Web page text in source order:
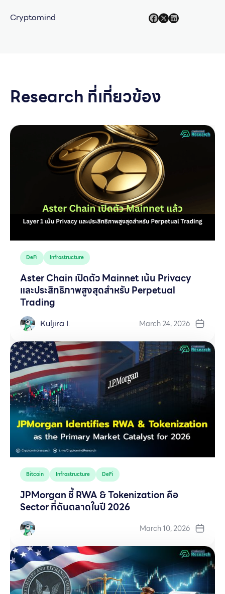
Cryptomind
Research ที่เกี่ยวข้อง
DeFi Infrastructure
Aster Chain เปิดตัว Mainnet เน้น Privacy
และประสิทธิภาพสูงสุดสำหรับ Perpetual
Trading
Kuljira I. March 24, 2026
Bitcoin Infrastructure DeFi
JPMorgan ชี้ RWA & Tokenization คือ
Sector ที่ดันตลาดในปี 2026
March 10, 2026